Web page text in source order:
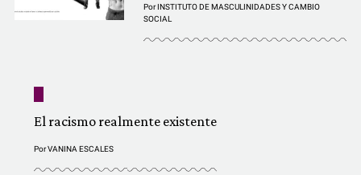
PorINSTITUTO DE MASCULINIDADES Y CAMBIO
SOCIAL
El racismo realmente existente
PorVANINA ESCALES